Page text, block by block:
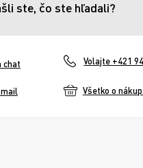
ste, čo ste hľadali?
chat Volajte +421
Všetko o